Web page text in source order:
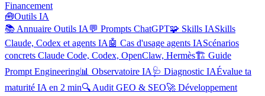
Financement
🧰Outils IA
📚 Annuaire Outils IA 💬 Prompts ChatGPT🧩 Skills IASkills
Claude, Codex et agents IA 🤖 Cas d'usage agents IAScénarios
concrets Claude Code, Codex, OpenClaw, Hermès🏗️ Guide
Prompt Engineering📊 Observatoire IA 🩺 Diagnostic IAÉvalue ta
maturité IA en 2 min🔍 Audit GEO & SEO🚀 Développement